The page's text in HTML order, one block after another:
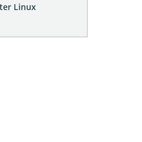
Linux